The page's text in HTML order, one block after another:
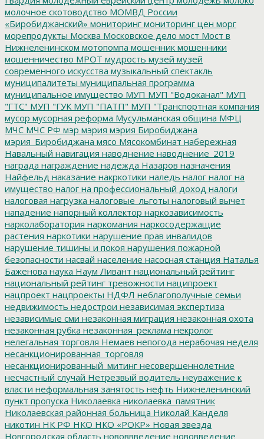
молочное скотоводство МОМВД России
«Биробиджанский» мониторинг мониторинг цен морг
морепродукты Москва Московское дело мост Мост в
Нижнеленинском мотопомпа мошенник мошенники
мошенничество МРОТ мудрость музей музей
современного искусства музыкальный спектакль
муниципалитеты муниципальная программа
муниципальное имущество МУП МУП "Водоканал" МУП
"ГТС" МУП "ГУК МУП "ПАТП" МУП "Транспортная компания
мусор мусорная реформа Мусульманская община МФЦ
МЧС МЧС РФ мэр мэрия мэрия Биробиджана
мэрия_Биробиджана мясо Мясокомбинат набережная
Навальный навигация наводнение наводнение_2019
награда награждение надежда Назаров назначения
Найфельд наказание накркотики наледь налог налог на
имущество налог на профессиональный доход налоги
налоговая нагрузка налоговые_льготы налоговый вычет
нападение напорный коллектор наркозависимость
нарколаборатория наркомания наркосодержащие
растения наркотики нарушение прав инвалидов
нарушение тишины и покоя нарушения пожарной
безопасности насвай население насосная станция Наталья
Баженова наука Наум Ливант национальный рейтинг
национальный рейтинг тревожности наципроект
нацпроект нацпроекты НДФЛ неблагополучные семьи
недвижимость недострои независимая экспертиза
независимые сми незаконная миграция незаконная охота
незаконная рубка незаконная_реклама некролог
нелегальная торговля Немаев непогода нерабочая неделя
несанкционированная_торговля
несанкционированный_митинг несовершеннолетние
несчастный случай Нетрезвый водитель неуважение к
власти неформальная занятость нефть Нижнеленинский
пункт пропуска Николаевка николаевка_памятник
Николаевская районная больница Николай Канделя
никотин НК РФ НКО НКО «РОКР» Новая звезда
Новгородская область нововвведение нововведение